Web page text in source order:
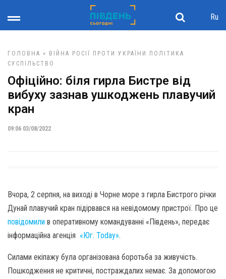
Ru
ГОЛОВНА » ВІЙНА РОСІЇ ПРОТИ УКРАЇНИ
ПОЛІТИКА
СУСПІЛЬСТВО
Офіційно: біля гирла Бистре від
вибуху зазнав ушкоджень плавучий
кран
09:06 03/08/2022
Вчора, 2 серпня, на виході в Чорне море з гирла Бистрого річки
Дунай плавучий кран підірвався на невідомому пристрої. Про це
повідомили в оперативному командуванні «Південь», передає
інформаційна агенція «Юг. Today».
Силами екіпажу була організована боротьба за живучість.
Пошкодження не критичні, постраждалих немає. За допомогою